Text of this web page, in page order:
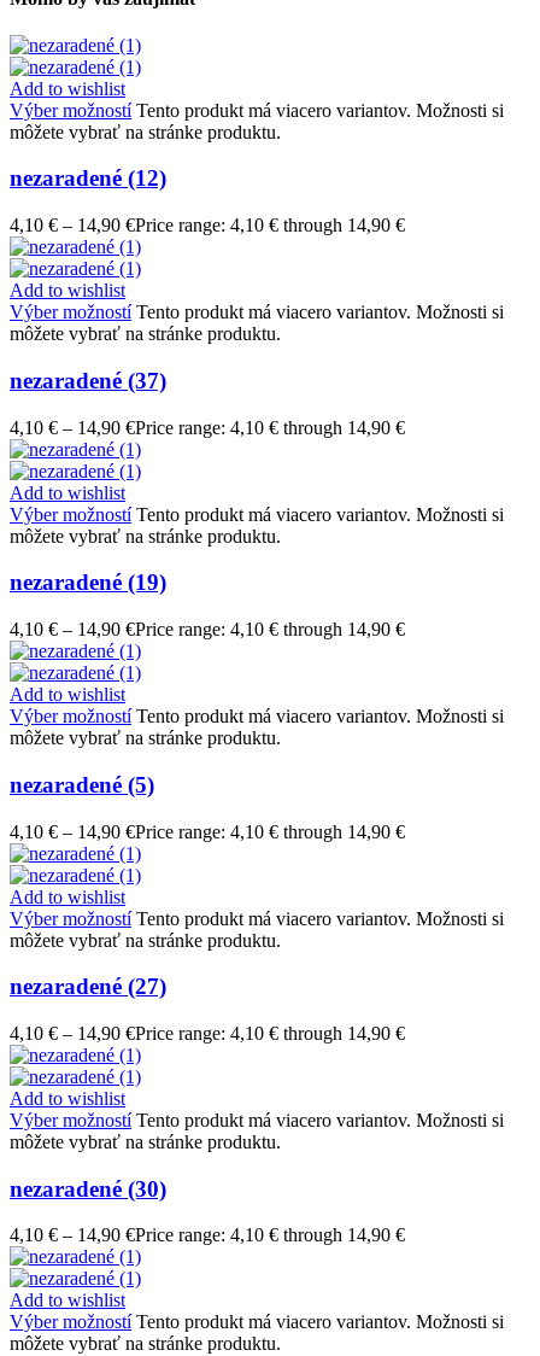
Add to wishlist
Výber možností Tento produkt má viacero variantov. Možnosti si
môžete vybrať na stránke produktu.
nezaradené (12)
4,10 € – 14,90 €Price range: 4,10 € through 14,90 €
Add to wishlist
Výber možností Tento produkt má viacero variantov. Možnosti si
môžete vybrať na stránke produktu.
nezaradené (37)
4,10 € – 14,90 €Price range: 4,10 € through 14,90 €
Add to wishlist
Výber možností Tento produkt má viacero variantov. Možnosti si
môžete vybrať na stránke produktu.
nezaradené (19)
4,10 € – 14,90 €Price range: 4,10 € through 14,90 €
Add to wishlist
Výber možností Tento produkt má viacero variantov. Možnosti si
môžete vybrať na stránke produktu.
nezaradené (5)
4,10 € – 14,90 €Price range: 4,10 € through 14,90 €
Add to wishlist
Výber možností Tento produkt má viacero variantov. Možnosti si
môžete vybrať na stránke produktu.
nezaradené (27)
4,10 € – 14,90 €Price range: 4,10 € through 14,90 €
Add to wishlist
Výber možností Tento produkt má viacero variantov. Možnosti si
môžete vybrať na stránke produktu.
nezaradené (30)
4,10 € – 14,90 €Price range: 4,10 € through 14,90 €
Add to wishlist
Výber možností Tento produkt má viacero variantov. Možnosti si
môžete vybrať na stránke produktu.